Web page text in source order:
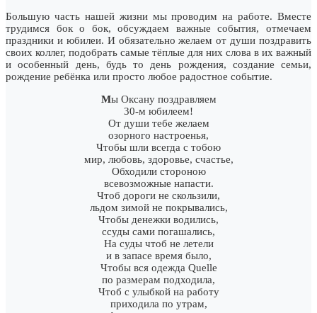
Большую часть нашей жизни мы проводим на работе. Вместе
трудимся бок о бок, обсуждаем важные события, отмечаем
праздники и юбилеи. И обязательно желаем от души поздравить
своих коллег, подобрать самые тёплые для них слова в их важный
и особенный день, будь то день рождения, создание семьи,
рождение ребёнка или просто любое радостное событие.
Мы Оксану поздравляем
30-м юбилеем!
От души тебе желаем
озорного настроенья,
Чтобы шли всегда с тобою
мир, любовь, здоровье, счастье,
Обходили стороною
всевозможные напасти.
Чтоб дороги не скользили,
льдом зимой не покрывались,
Чтобы денежки водились,
ссуды сами погашались,
На суды чтоб не летели
и в запасе время было,
Чтобы вся одежда Quelle
по размерам подходила,
Чтоб с улыбкой на работу
приходила по утрам,